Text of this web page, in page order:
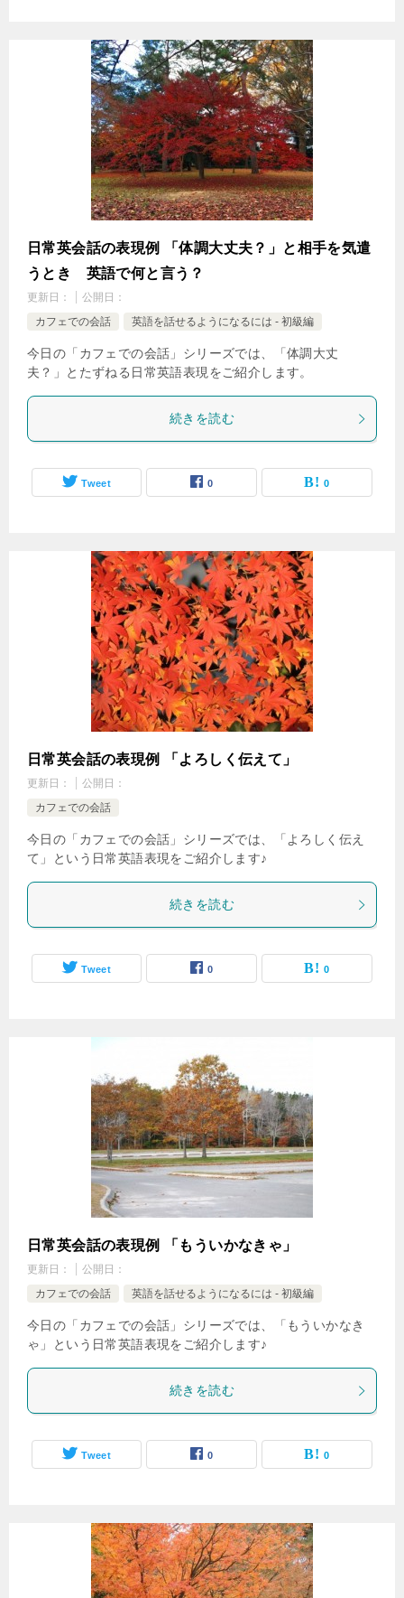
日常英会話の表現例 「体調大丈夫？」と相手を気遣
うとき 英語で何と言う？
更新日：
公開日：
カフェでの会話
英語を話せるようになるには - 初級編
今日の「カフェでの会話」シリーズでは、「体調大丈
夫？」とたずねる日常英語表現をご紹介します。
続きを読む
Tweet 0 0
日常英会話の表現例 「よろしく伝えて」
更新日：
公開日：
カフェでの会話
今日の「カフェでの会話」シリーズでは、「よろしく伝え
て」という日常英語表現をご紹介します♪
続きを読む
Tweet 0 0
日常英会話の表現例 「もういかなきゃ」
更新日：
公開日：
カフェでの会話
英語を話せるようになるには - 初級編
今日の「カフェでの会話」シリーズでは、「もういかなき
ゃ」という日常英語表現をご紹介します♪
続きを読む
Tweet 0 0